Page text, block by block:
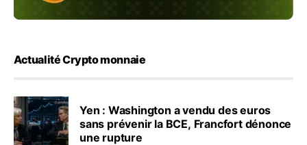
Actualité Crypto monnaie
Yen : Washington a vendu des euros
sans prévenir la BCE, Francfort dénonce
une rupture